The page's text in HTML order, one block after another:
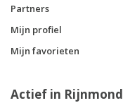
Partners
Mijn profiel
Mijn favorieten
Actief in Rijnmond